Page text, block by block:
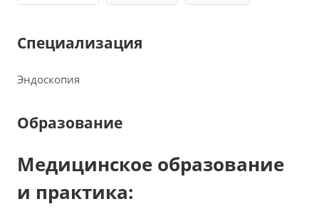
Специализация
Эндоскопия
Образование
Медицинское образование
и практика: